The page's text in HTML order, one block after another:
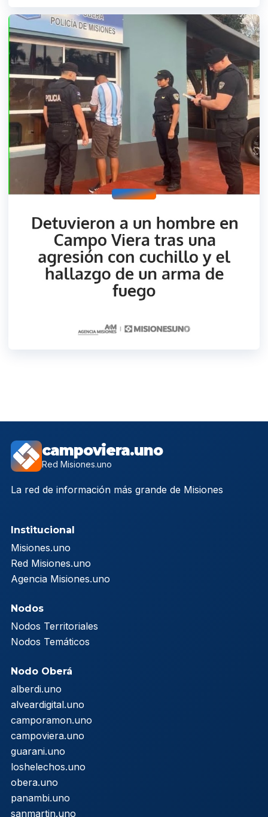
campoviera.uno
Red Misiones.uno
La red de información más grande de Misiones
Institucional
Misiones.uno
Red Misiones.uno
Agencia Misiones.uno
Nodos
Nodos Territoriales
Nodos Temáticos
Nodo Oberá
alberdi.uno
alveardigital.uno
camporamon.uno
campoviera.uno
guarani.uno
loshelechos.uno
obera.uno
panambi.uno
sanmartin.uno